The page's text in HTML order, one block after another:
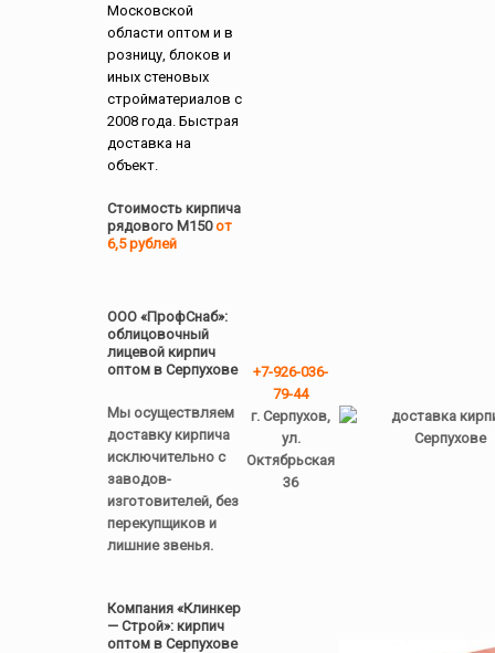
Московской
области оптом и в
розницу, блоков и
иных стеновых
стройматериалов с
2008 года. Быстрая
доставка на
объект.
Стоимость кирпича
рядового М150от
6,5 рублей
ООО «ПрофСнаб»:
облицовочный
лицевой кирпич
оптом в Серпухове
Мы осуществляем
доставку кирпича
исключительно с
заводов-
изготовителей, без
перекупщиков и
лишние звенья.
+7-926-036-
79-44
г. Серпухов,
ул.
Октябрьская
36
Компания «Клинкер
— Строй»: кирпич
оптом в Серпухове